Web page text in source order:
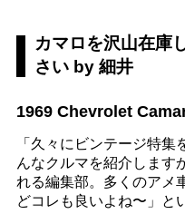
カマロを沢山在庫
さい by 細井
1969 Chevrolet
「久々にビンテージ特
んなクルマを紹介します
れる編集部。多くのアメ
どコレも良いよね〜」と